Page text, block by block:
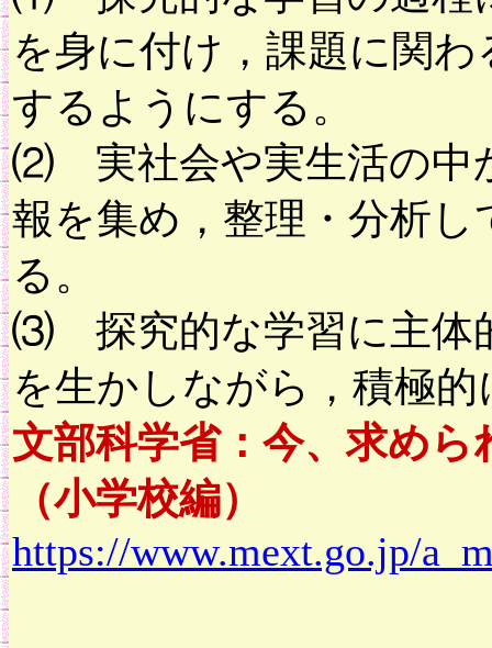
を身に付け，課題に関
するようにする。
⑵ 実社会や実生活の中
報を集め，整理・分析
る。
⑶ 探究的な学習に主体
を生かしながら，積極
文部科学省：今、求め
（小学校編）
https://www.mext.go.jp/